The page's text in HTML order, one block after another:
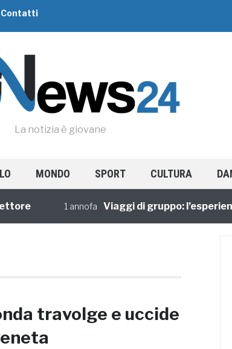
Contatti
La notizia è giovane
MONDO SPORT CULTURA
1 annofa Viaggi di gruppo:
travolge e uccide